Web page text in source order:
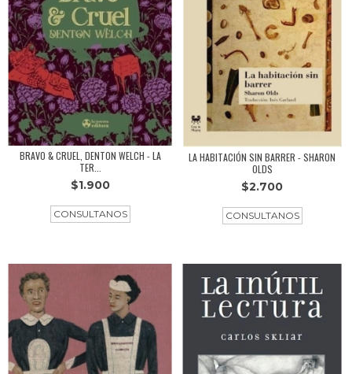
BRAVO & CRUEL, DENTON WELCH - LA
TER...
$1.900
LA HABITACIÓN SIN BARRER - SHARON
OLDS
$2.700